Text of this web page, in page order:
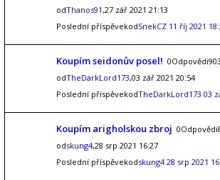
odThanos91,27 zář 2021 21:13
Poslední příspěvekodSnekCZ 11 říj 2021
Koupím seidonův posel!
odTheDarkLord173,03 zář 2021 20:54
Poslední příspěvekodTheDarkLord173 03
Koupím arigholskou zbroj
odskung4,28 srp 2021 16:27
Poslední příspěvekodskung4 28 srp 2021